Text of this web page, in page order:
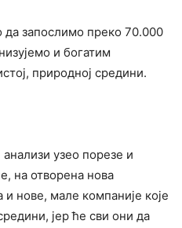
запослимо преко 70.000
и богатим
природној средини.
анализи узео порезе и
на отворена нова
нове, мале компаније које
јер ће сви они да